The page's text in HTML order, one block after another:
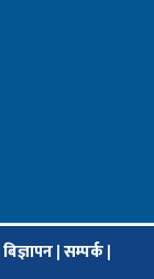
बिज्ञापन|सम्पर्क|